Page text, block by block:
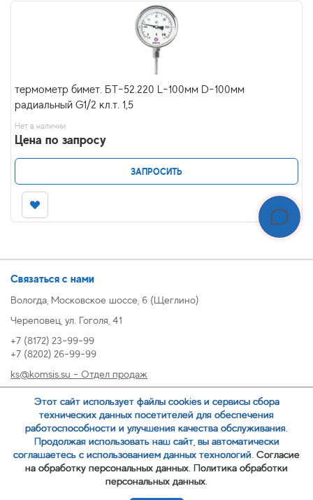
термометр бимет. БТ-52.220 L-100мм D-100мм
радиальный G1/2 кл.т. 1,5
Нет в наличии
Цена по запросу
ЗАПРОСИТЬ
Связаться с нами
Вологда, Московское шоссе, 6 (Щеглино)
Череповец, ул. Гоголя, 41
+7 (8172) 23-99-99
+7 (8202) 26-99-99
ks@komsis.su - Отдел продаж
oz@komsis.su - Отдел закупок
ЗАКАЗАТЬ ЗВОНОК
Этот сайт использует файлы cookies и сервисы сбора
технических данных посетителей для обеспечения
работоспособности и улучшения качества обслуживания.
Продолжая использовать наш сайт, вы автоматически
соглашаетесь с использованием данных технологий. Согласие
на обработку персональных данных. Политика обработки
персональных данных.